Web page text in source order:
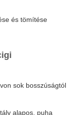
és tömítése
sok bosszúságtól
alapos, puha